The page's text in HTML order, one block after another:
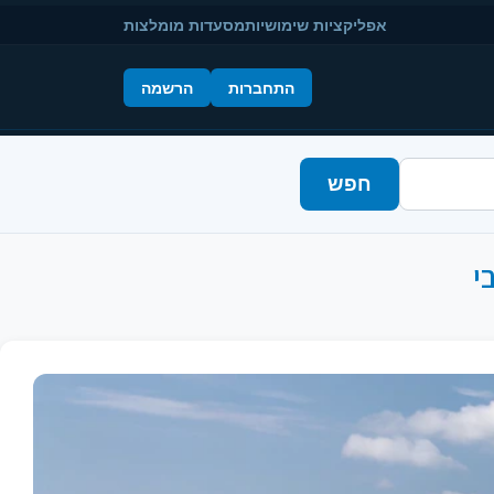
אפליקציות שימושיותמסעדות מומלצות
התחברות הרשמה
חפש